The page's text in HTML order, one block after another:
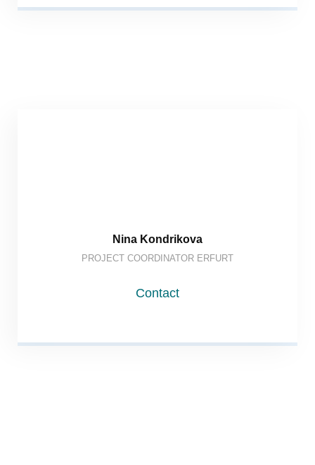
Nina Kondrikova
PROJECT COORDINATOR ERFURT
Contact